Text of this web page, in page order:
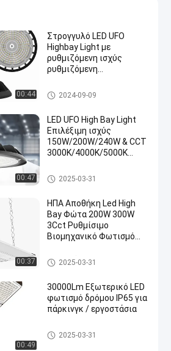
00:44
Στρογγυλό LED UFO
Highbay Light με
ρυθμιζόμενη ισχύς
ρυθμιζόμενη
Φως LED UFO Highbay
2024-09-09
00:47
LED UFO High Bay Light
Επιλέξιμη ισχύς
150W/200W/240W & CCT
3000K/4000K/5000K
Φως LED UFO Highbay
2025-03-31
00:37
ΗΠΑ Αποθήκη Led High
Bay Φώτα 200W 300W
3Cct Ρυθμίσιμο
Βιομηχανικό Φωτισμό
Φως
Γραμμικό φως Highbay οδηγή
σεων
2025-03-31
00:49
30000Lm Εξωτερικό LED
φωτισμό δρόμου IP65 για
πάρκινγκ / εργοστάσια
Φως περιοχής LED
2025-03-31